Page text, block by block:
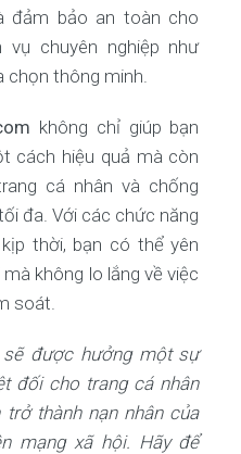
đảm bảo an toàn cho
vụ chuyên nghiệp như
chọn thông minh.
không chỉ giúp bạn
cách hiệu quả mà còn
cá nhân và chống
đa. Với các chức năng
thời, bạn có thể yên
không lo lắng về việc
soát.
sẽ được hưởng một sự
đối cho trang cá nhân
thành nạn nhân của
mạng xã hội. Hãy để